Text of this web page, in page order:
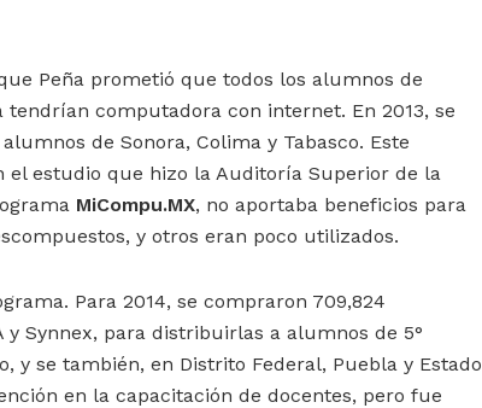
Peña prometió que todos los alumnos de
computadora con internet. En 2013, se
de Sonora, Colima y Tabasco. Este
el estudio que hizo la Auditoría Superior de la
MiCompu.MX, no aportaba beneficios para
y otros eran poco utilizados.
Para 2014, se compraron 709,824
y Synnex, para distribuirlas a alumnos de 5°
y se también, en Distrito Federal, Puebla y Estado
en la capacitación de docentes, pero fue